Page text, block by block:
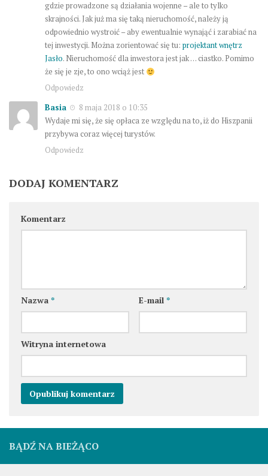
gdzie prowadzone są działania wojenne – ale to tylko
skrajności. Jak już ma się taką nieruchomość, należy ją
odpowiednio wystroić – aby ewentualnie wynająć i zarabiać na
tej inwestycji. Można zorientować się tu: projektant wnętrz
Jasło. Nieruchomość dla inwestora jest jak … ciastko. Pomimo
że się je zje, to ono wciąż jest
Odpowiedz
Basia
8 maja 2018 o 10:35
Wydaje mi się, że się opłaca ze względu na to, iż do Hiszpanii
przybywa coraz więcej turystów.
Odpowiedz
DODAJ KOMENTARZ
Komentarz
Nazwa * E-mail *
Witryna internetowa
BĄDŹ NA BIEŻĄCO